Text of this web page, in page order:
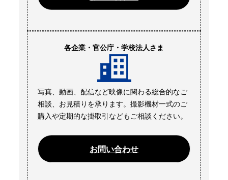
各企業・官公庁・学校法人さま
写真、動画、配信など映像に関わる総合的なご
相談、お見積りを承ります。撮影機材一式のご
購入や定期的な掛取引などもご相談ください。
お問い合わせ